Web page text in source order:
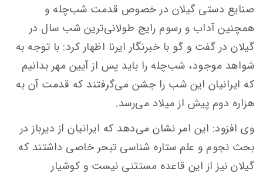
صنایع دستی گیلان در خصوص قدمت شب‌چله و
همچنین آداب و رسوم رایج طولانی‌ترین شب سال در
گیلان در گفت و گو با خبرنگار ایرنا اظهار کرد: با توجه به
شواهد موجود، شب‌چله را باید پس از آیین مهر بدانیم
که ایرانیان این شب را جشن می‌گرفتند که قدمت آن به
هزاره دوم پیش از میلاد می‌رسد.
وی افزود: این امر نشان می‌دهد که ایرانیان از دیرباز در
بحث نجوم و علم ستاره شناسی تبحر خاصی داشتند که
گیلان نیز از این قاعده مستثنی نیست و کوشیار